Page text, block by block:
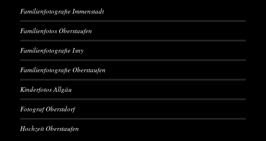
Familienfotografie Immenstadt
Familienfotos Oberstaufen
Familienfotografie Isny
Familienfotografie Oberstaufen
Kinderfotos Allgäu
Fotograf Oberstdorf
Hochzeit Oberstaufen